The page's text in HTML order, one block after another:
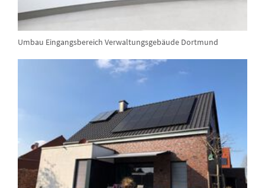
Umbau Eingangsbereich Verwaltungsgebäude Dortmund